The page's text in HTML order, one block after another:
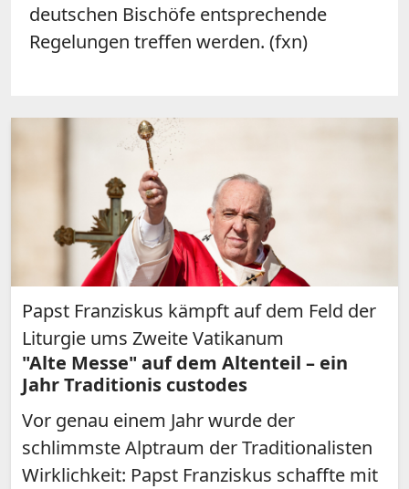
deutschen Bischöfe entsprechende
Regelungen treffen werden. (fxn)
Papst Franziskus kämpft auf dem Feld der
Liturgie ums Zweite Vatikanum
"Alte Messe" auf dem Altenteil – ein
Jahr Traditionis custodes
Vor genau einem Jahr wurde der
schlimmste Alptraum der Traditionalisten
Wirklichkeit: Papst Franziskus schaffte mit